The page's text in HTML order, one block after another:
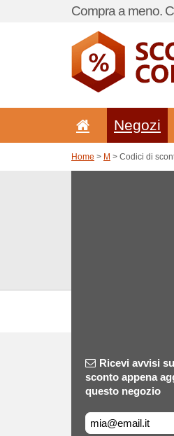
Compra a meno.
Negozi
Home > M > Codici di
Ricevi avvisi
sconto appena
questo negozio